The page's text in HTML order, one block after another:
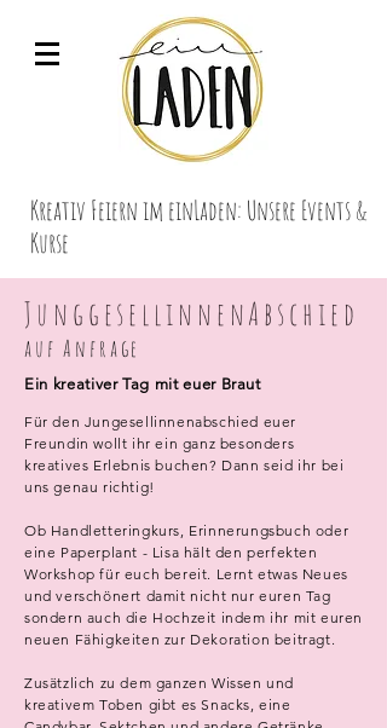
Kreativ Feiern im einLaden: Unsere Events &
Kurse
JunggesellinnenAbschied
auf Anfrage
Ein kreativer Tag mit euer Braut
Für den Jungesellinnenabschied euer
Freundin wollt ihr ein ganz besonders
kreatives Erlebnis buchen? Dann seid ihr bei
uns genau richtig!
Ob Handletteringkurs, Erinnerungsbuch oder
eine Paperplant - Lisa hält den perfekten
Workshop für euch bereit. Lernt etwas Neues
und verschönert damit nicht nur euren Tag
sondern auch die Hochzeit indem ihr mit euren
neuen Fähigkeiten zur Dekoration beitragt.
Zusätzlich zu dem ganzen Wissen und
kreativem Toben gibt es Snacks, eine